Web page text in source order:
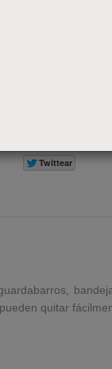
quitar